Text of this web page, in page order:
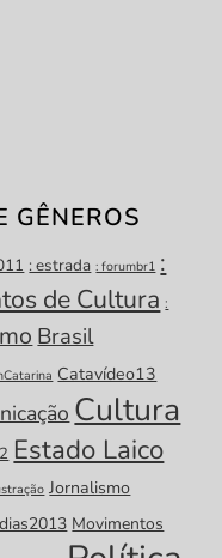
GÊNEROS
: estrada : forumbr1 :
de Cultura :
Brasil
Catavídeo13
Cultura
Estado Laico
Jornalismo
Movimentos